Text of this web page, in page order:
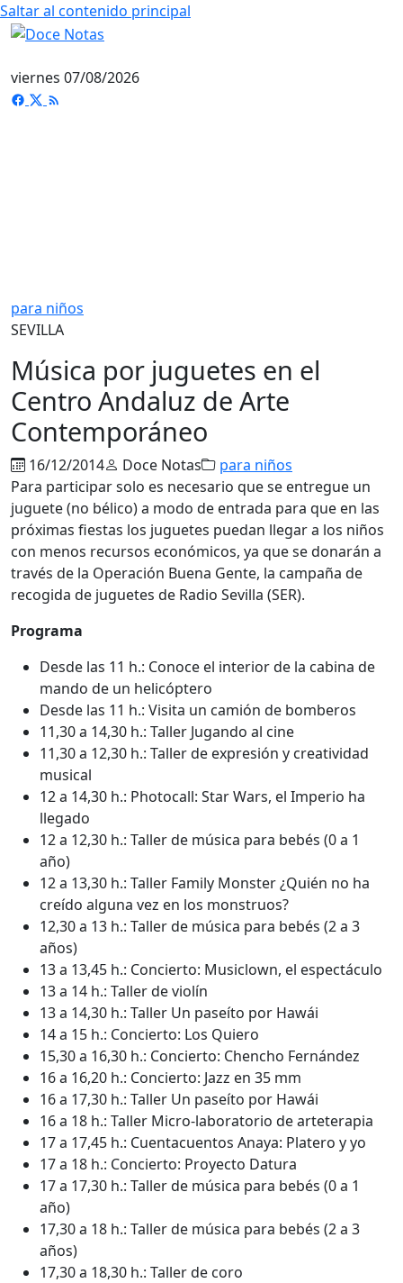
Saltar al contenido principal
viernes 07/08/2026
para niños
SEVILLA
Música por juguetes en el
Centro Andaluz de Arte
Contemporáneo
16/12/2014 Doce Notas
para niños
Para participar solo es necesario que se entregue un
juguete (no bélico) a modo de entrada para que en las
próximas fiestas los juguetes puedan llegar a los niños
con menos recursos económicos, ya que se donarán a
través de la Operación Buena Gente, la campaña de
recogida de juguetes de Radio Sevilla (SER).
Programa
Desde las 11 h.: Conoce el interior de la cabina de
mando de un helicóptero
Desde las 11 h.: Visita un camión de bomberos
11,30 a 14,30 h.: Taller Jugando al cine
11,30 a 12,30 h.: Taller de expresión y creatividad
musical
12 a 14,30 h.: Photocall: Star Wars, el Imperio ha
llegado
12 a 12,30 h.: Taller de música para bebés (0 a 1
año)
12 a 13,30 h.: Taller Family Monster ¿Quién no ha
creído alguna vez en los monstruos?
12,30 a 13 h.: Taller de música para bebés (2 a 3
años)
13 a 13,45 h.: Concierto: Musiclown, el espectáculo
13 a 14 h.: Taller de violín
13 a 14,30 h.: Taller Un paseíto por Hawái
14 a 15 h.: Concierto: Los Quiero
15,30 a 16,30 h.: Concierto: Chencho Fernández
16 a 16,20 h.: Concierto: Jazz en 35 mm
16 a 17,30 h.: Taller Un paseíto por Hawái
16 a 18 h.: Taller Micro-laboratorio de arteterapia
17 a 17,45 h.: Cuentacuentos Anaya: Platero y yo
17 a 18 h.: Concierto: Proyecto Datura
17 a 17,30 h.: Taller de música para bebés (0 a 1
año)
17,30 a 18 h.: Taller de música para bebés (2 a 3
años)
17,30 a 18,30 h.: Taller de coro